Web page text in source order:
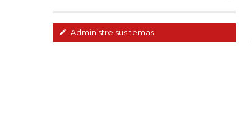
Administre sus temas